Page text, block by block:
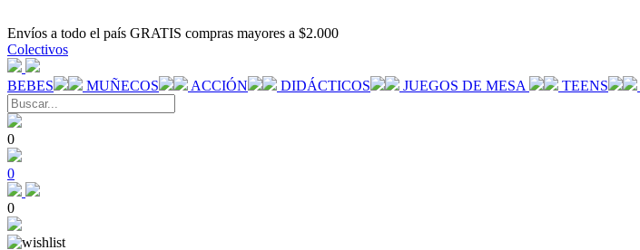
Envíos a todo el país GRATIS compras mayores a $2.000
Colectivos
BEBES MUÑECOS ACCIÓN DIDÁCTICOS JUEGOS DE MESA TEENS
0
0
0